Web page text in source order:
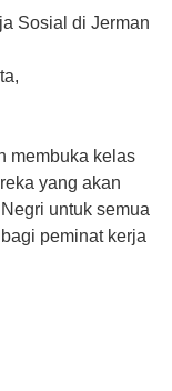
Sosial di Jerman
membuka kelas
yang akan
untuk semua
peminat kerja